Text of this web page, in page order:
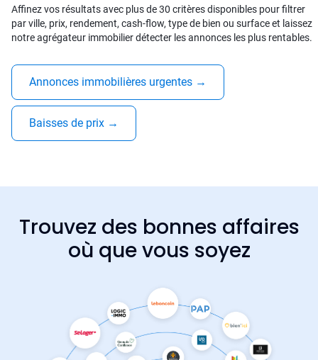
Affinez vos résultats avec plus de 30 critères disponibles pour filtrer
par ville, prix, rendement, cash-flow, type de bien ou surface et laissez
notre agrégateur immobilier détecter les annonces les plus rentables.
Annonces immobilières urgentes →
Baisses de prix →
Trouvez des bonnes affaires
où que vous soyez